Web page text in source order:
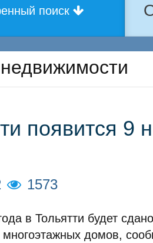
поиск
появится 9
1573
в Тольятти будет
многоэтажных домов,